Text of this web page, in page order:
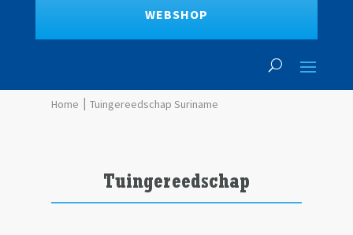
WEBSHOP
Tuingereedschap Suriname
Tuingereedschap